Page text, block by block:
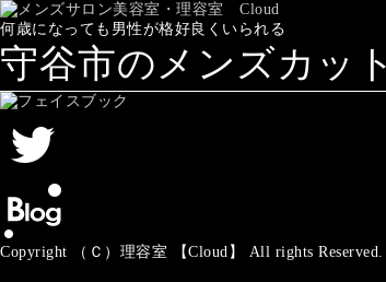
何歳になっても男性が格好良くいられる
守谷市のメンズカッ
Copyright （Ｃ）理容室 【Cloud】 All rights Reserved.